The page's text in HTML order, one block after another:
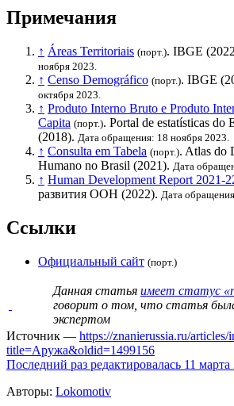
Примечания
↑ Áreas Territoriais (порт.). IBGE
ноября 2023.
↑ Censo Demográfico (порт.). IBGE
октября 2023.
↑ Produto Interno Bruto e Produto
Capita (порт.). Portal de estatísticas do
(2018). Дата обращения: 18 ноября 2023.
↑ Consulta em Tabela (порт.). Atlas do
Humano no Brasil (2021). Дата
↑ Human Development Report 2021-
развития ООН (2022). Дата
Ссылки
Официальный сайт (порт.)
Данная статья имеет статус
говорит о том, что статья
экспертом
Источник — https://znanierussia.ru/articles/
title=Аружа&oldid=1499156
Последний раз редактировалась 11
Авторы: Lokomotiv